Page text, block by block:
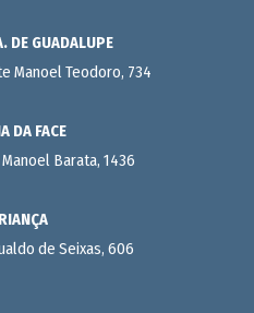
DE GUADALUPE
Manoel Teodoro, 734
DA FACE
Barata, 1436
de Seixas, 606